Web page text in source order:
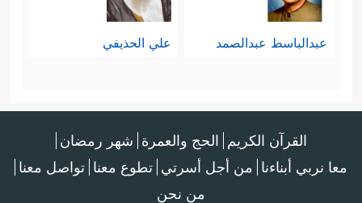
عبدالباسط عبدالصمد علي الحذيفي
القرآن الكريم الحج والعمرة شهر رمضان
معا نربي أبناءنا من أجل أسرتي تطوع معنا تواصل معنا
من نحن